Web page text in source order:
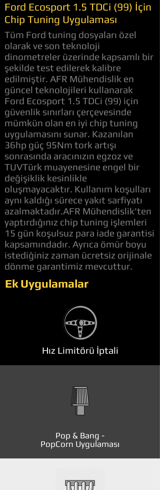
Ford Ecosport 1.5 TDCi (99) İçin
Chip Tuning Uygulaması
Tüm Ford tuning dosyaları özel
olarak ve son teknoloji
dinometreler üzerinde kapsamlı bir
şekilde test edilerek kalibre
edilmiştir. AFR Mühendislik en
güncel teknolojileri kullanarak
Ford Ecosport 1.5 TDCi (99) için
güvenlik sınırları çerçevesinde
mümkün olan en iyi chip tuning
uygulamasını sunar. Kazanılan
36hp güç 95Nm tork artışı
sonrasında aracınızın egzoz ve
TUVTürk muayenesine engel bir
değişiklik kesinlikle
oluşmayacaktır. Kullanım koşulları
aynı kaldığı sürece yakıt sarfiyatı
azalmaktadır.AFR Mühendislik'ten
yaptırdığınız chip tuning işlemleri
15 gün koşulsuz para iade garantisi
kapsamındadır. Ayrıca ömür boyu
istediğiniz zaman ücretsiz orijinale
dönme garantimiz mevcuttur.
Ek Uygulamalar
Hız Limitörü İptali
Pop & Bang -
PopCorn Uygulaması